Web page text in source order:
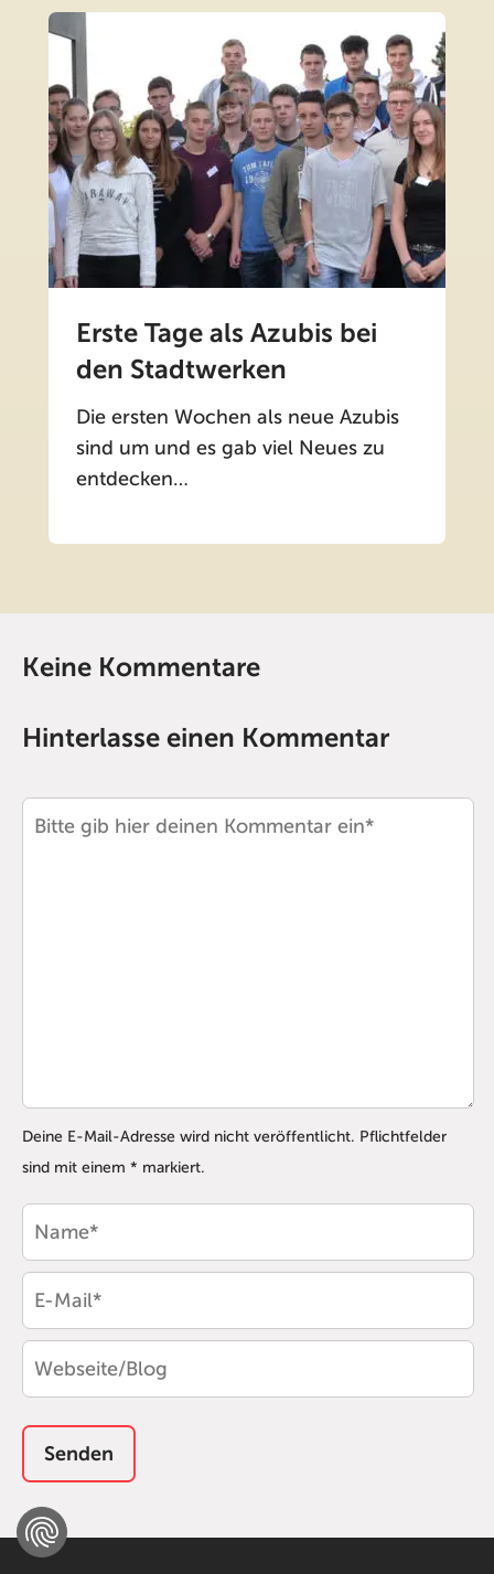
Erste Tage als Azubis bei
den Stadtwerken
Die ersten Wochen als neue Azubis
sind um und es gab viel Neues zu
entdecken…
Keine Kommentare
Hinterlasse einen Kommentar
Deine E-Mail-Adresse wird nicht veröffentlicht. Pflichtfelder
sind mit einem * markiert.